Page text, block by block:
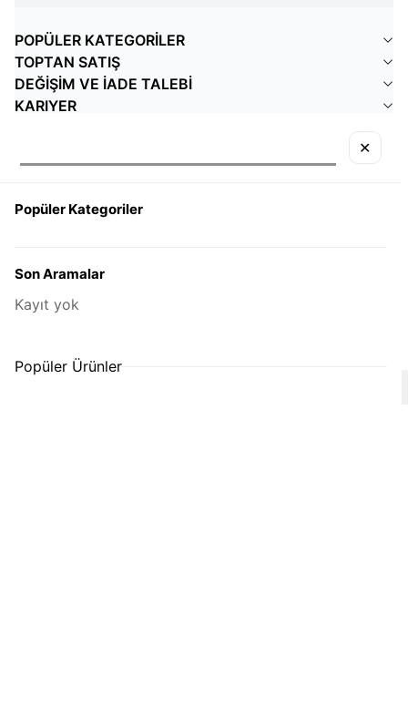
POPÜLER KATEGORİLER
TOPTAN SATIŞ
DEĞİŞİM VE İADE TALEBİ
KARIYER
Telefon
eyyo.giyim@hotmail.com
INSTAGRAM
FACEBOOK
✕
Popüler Kategoriler
Son Aramalar
Kayıt yok
Popüler Ürünler